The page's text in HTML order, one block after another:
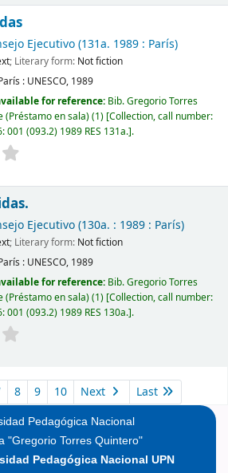
Ejecutivo(131a. 1989 : París)
; Literary form: Not fiction
: UNESCO, 1989
for reference: Bib. Gregorio Torres
(Préstamo en sala)(1) Collection, call number:
001 (093.2) 1989 RES 131a. .
Ejecutivo(130a. : 1989 : París)
; Literary form: Not fiction
: UNESCO, 1989
for reference: Bib. Gregorio Torres
(Préstamo en sala)(1) Collection, call number:
001 (093.2) 1989 RES 130a. .
8 9 10 Next Last
Pedagógica Nacional
"Gregorio Torres Quintero"
Pedagógica Nacional UPN